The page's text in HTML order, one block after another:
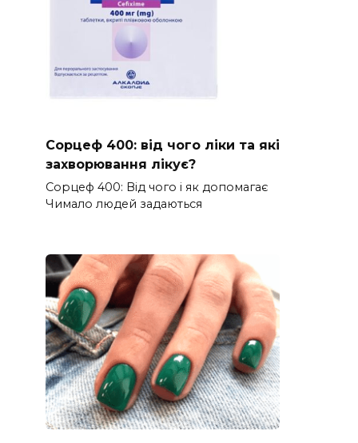
Сорцеф 400: від чого ліки та які
захворювання лікує?
Сорцеф 400: Від чого і як допомагає
Чимало людей задаються